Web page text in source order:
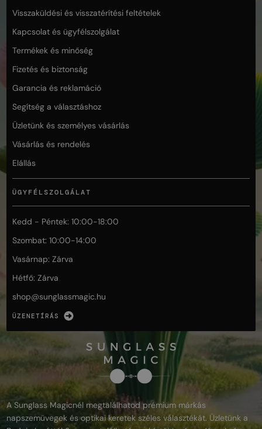
Visszaküldési és visszatérítési feltételek
Kapcsolat és ügyfélszolgálat
Termékek és minőség
Fizetés és biztonság
Garancia és reklamáció
Segítség a választáshoz
Üzletünk és személyes vásárlás
Vásárlás és rendelés
Elállás
ÜGYFÉLSZOLGÁLAT
Kedd - Péntek: 10:00-18:00
Szombat: 10:00-14:00
Vasárnap: Zárva
Hétfő: Zárva
shop@sunglassmagic.hu
ÜZENETÍRÁS
A Sunglass Magicnél megtalálhatod prémium márkás
napszemüvegek és optikai keretek széles választékát. Üzletünk a